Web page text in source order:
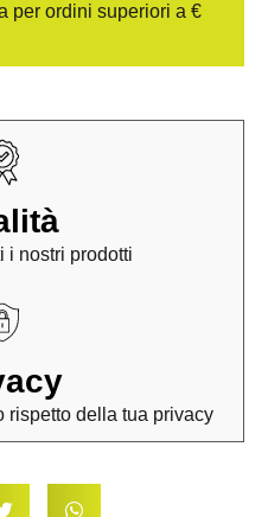
per ordini superiori a €
i nostri prodotti
rispetto della tua privacy